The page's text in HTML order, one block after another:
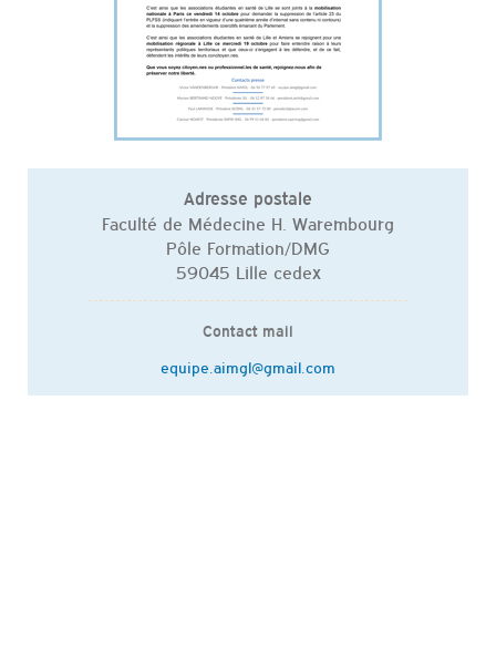
Adresse postale
Faculté de Médecine H. Warembourg
Pôle Formation/DMG
59045 Lille cedex
Contact mail
equipe.aimgl@gmail.com